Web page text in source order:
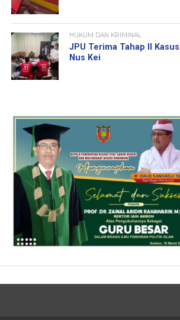
HUKUM DAN KRIMINAL
JPU Terima Tahap II
Nus Kei